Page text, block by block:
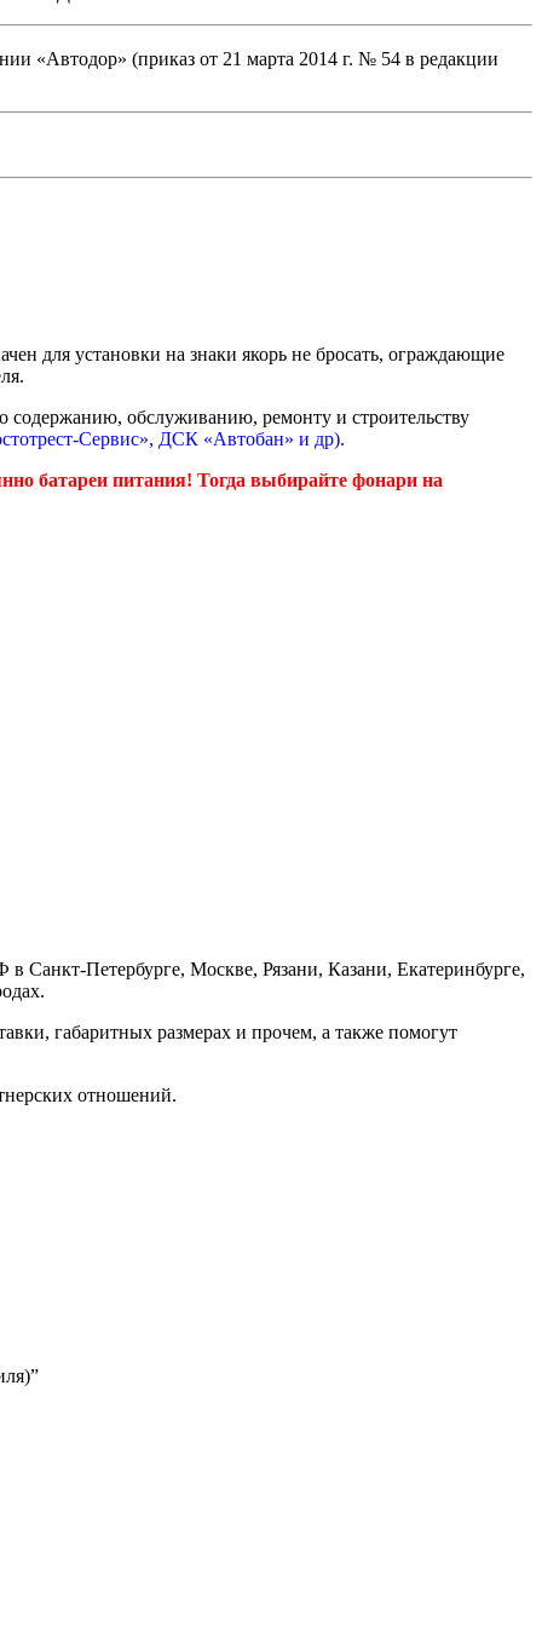
«Автодор» (приказ от 21 марта 2014 г. № 54 в редакции
для установки на знаки якорь не бросать, ограждающие
обслуживанию, ремонту и строительству
Сервис», ДСК «Автобан» и др).
батареи питания! Тогда выбирайте фонари на
Санкт-Петербурге, Москве, Рязани, Казани, Екатеринбурге,
габаритных размерах и прочем, а также помогут
отношений.